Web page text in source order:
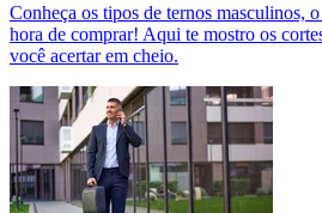
Conheça os tipos de ternos masculinos,
hora de comprar! Aqui te mostro os
você acertar em cheio.